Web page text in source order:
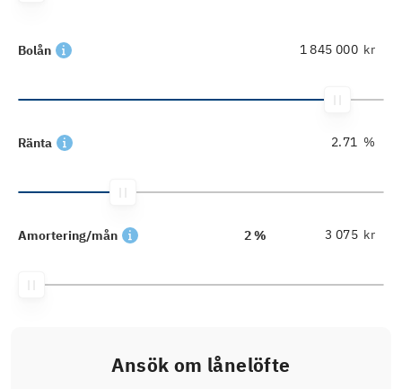
Bolån kr
Ränta %
Amortering/mån 2 % kr
Ansök om lånelöfte